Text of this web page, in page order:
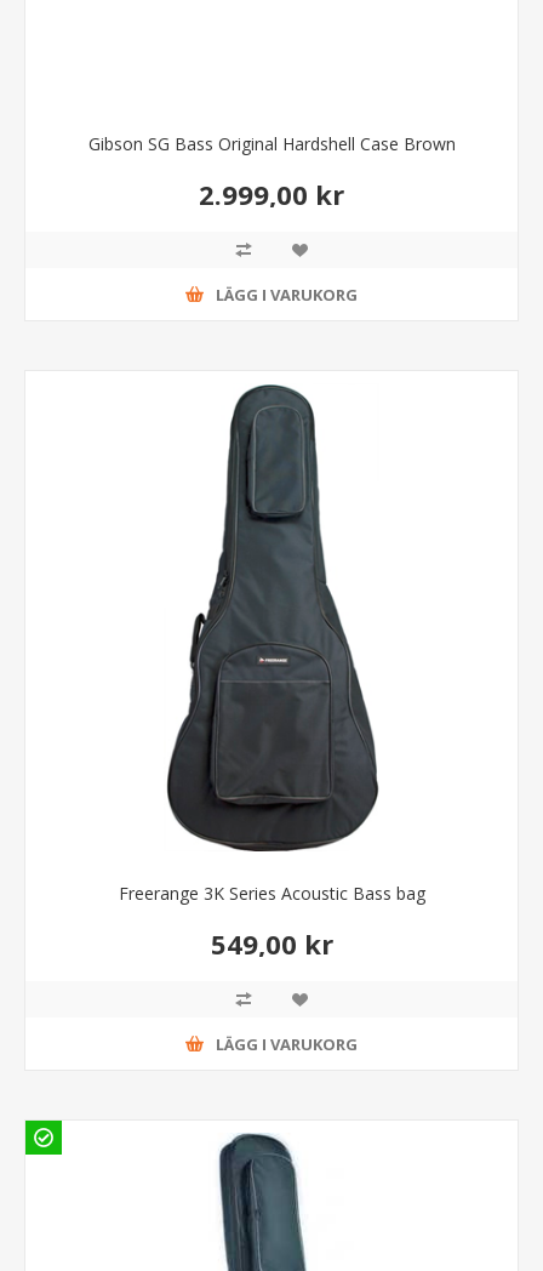
Gibson SG Bass Original Hardshell Case Brown
2.999,00 kr
LÄGG I VARUKORG
Freerange 3K Series Acoustic Bass bag
549,00 kr
LÄGG I VARUKORG